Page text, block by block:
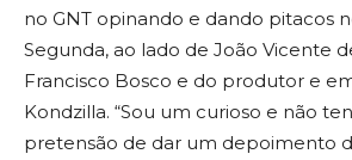
no GNT opinando e dando pitacos
Segunda, ao lado de João Vicente
Francisco Bosco e do produtor e
Kondzilla. “Sou um curioso e não
pretensão de dar um depoimento